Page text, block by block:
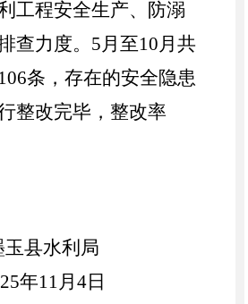
工程安全生产、防溺
查力度。 5 月至10 月共
106条，存在的安全隐患
整改完毕，整改率
玉县水利局
年11 月 4日